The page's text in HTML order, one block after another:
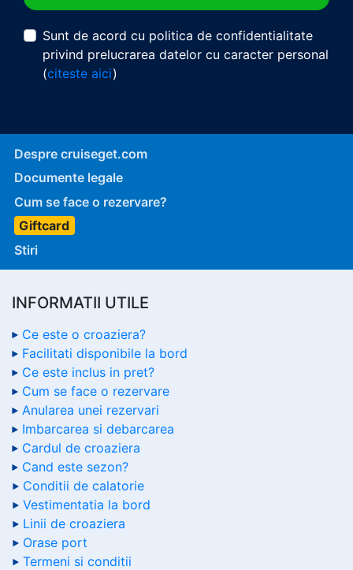
Sunt de acord cu politica de confidentialitate
privind prelucrarea datelor cu caracter personal
(citeste aici)
Despre cruiseget.com
Documente legale
Cum se face o rezervare?
Giftcard
Stiri
INFORMATII UTILE
Ce este o croaziera?
Facilitati disponibile la bord
Ce este inclus in pret?
Cum se face o rezervare
Anularea unei rezervari
Imbarcarea si debarcarea
Cardul de croaziera
Cand este sezon?
Conditii de calatorie
Vestimentatia la bord
Linii de croaziera
Orase port
Termeni si conditii